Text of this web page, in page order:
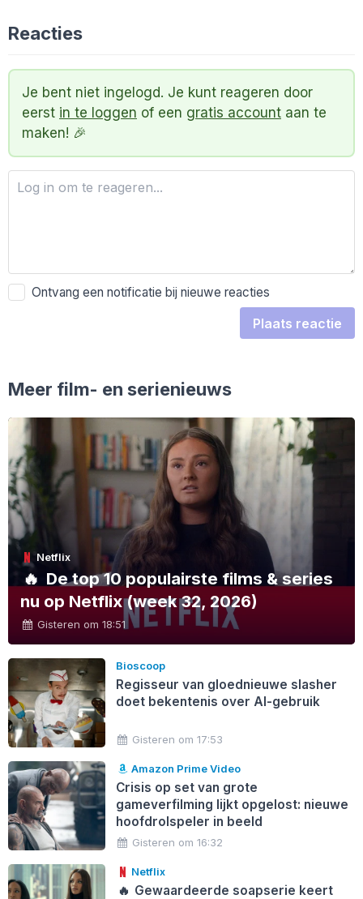
Reacties
Je bent niet ingelogd. Je kunt reageren door
eerst in te loggen of een gratis account aan te
maken! 🎉
Ontvang een notificatie bij nieuwe reacties
Plaats reactie
Meer film- en serienieuws
Netflix
🔥 De top 10 populairste films & series
nu op Netflix (week 32, 2026)
Gisteren om 18:51
Bioscoop
Regisseur van gloednieuwe slasher
doet bekentenis over AI-gebruik
Gisteren om 17:53
Amazon Prime Video
Crisis op set van grote
gameverfilming lijkt opgelost: nieuwe
hoofdrolspeler in beeld
Gisteren om 16:32
Netflix
🔥 Gewaardeerde soapserie keert